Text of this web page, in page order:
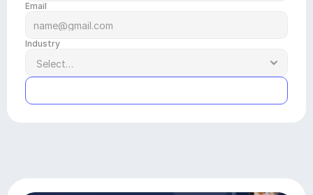
Email
Industry